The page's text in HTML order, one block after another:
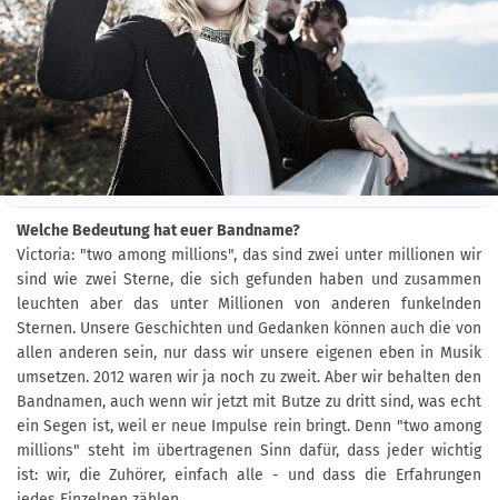
Welche Bedeutung hat euer Bandname?
Victoria: "two among millions", das sind zwei unter millionen wir
sind wie zwei Sterne, die sich gefunden haben und zusammen
leuchten aber das unter Millionen von anderen funkelnden
Sternen. Unsere Geschichten und Gedanken können auch die von
allen anderen sein, nur dass wir unsere eigenen eben in Musik
umsetzen. 2012 waren wir ja noch zu zweit. Aber wir behalten den
Bandnamen, auch wenn wir jetzt mit Butze zu dritt sind, was echt
ein Segen ist, weil er neue Impulse rein bringt. Denn "two among
millions" steht im übertragenen Sinn dafür, dass jeder wichtig
ist: wir, die Zuhörer, einfach alle - und dass die Erfahrungen